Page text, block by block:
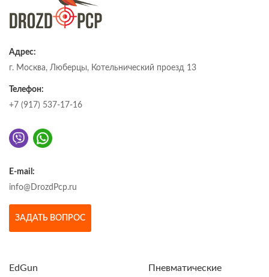
Адрес:
г. Москва, Люберцы, Котельнический проезд 13
Телефон:
+7 (917) 537-17-16
E-mail:
info@DrozdPcp.ru
ЗАДАТЬ ВОПРОС
EdGun
Пневматические